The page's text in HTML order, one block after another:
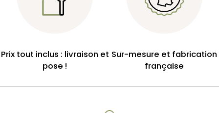
Prix tout inclus : livraison et
pose !
Sur-mesure et fabrication
française